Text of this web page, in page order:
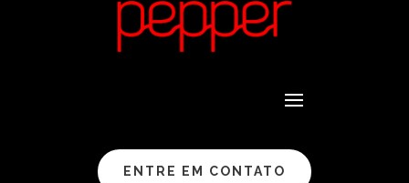
ENTRE EM CONTATO